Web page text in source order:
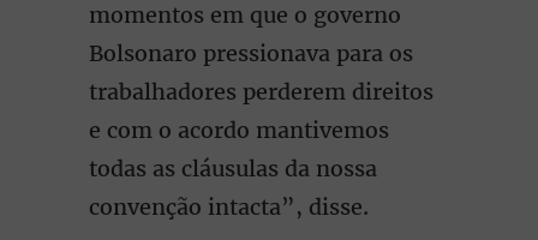
momentos em que o governo
Bolsonaro pressionava para os
trabalhadores perderem direitos
e com o acordo mantivemos
todas as cláusulas da nossa
convenção intacta”, disse.